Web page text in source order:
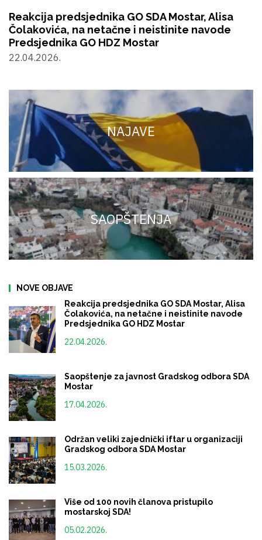
Reakcija predsjednika GO SDA Mostar, Alisa
Čolakovića, na netačne i neistinite navode
Predsjednika GO HDZ Mostar
22.04.2026.
NAJAVE
SAOPŠTENJA
NOVE OBJAVE
Reakcija predsjednika GO SDA Mostar, Alisa
Čolakovića, na netačne i neistinite navode
Predsjednika GO HDZ Mostar
22.04.2026.
Saopštenje za javnost Gradskog odbora SDA
Mostar
17.04.2026.
Održan veliki zajednički iftar u organizaciji
Gradskog odbora SDA Mostar
15.03.2026.
Više od 100 novih članova pristupilo
mostarskoj SDA!
05.02.2026.